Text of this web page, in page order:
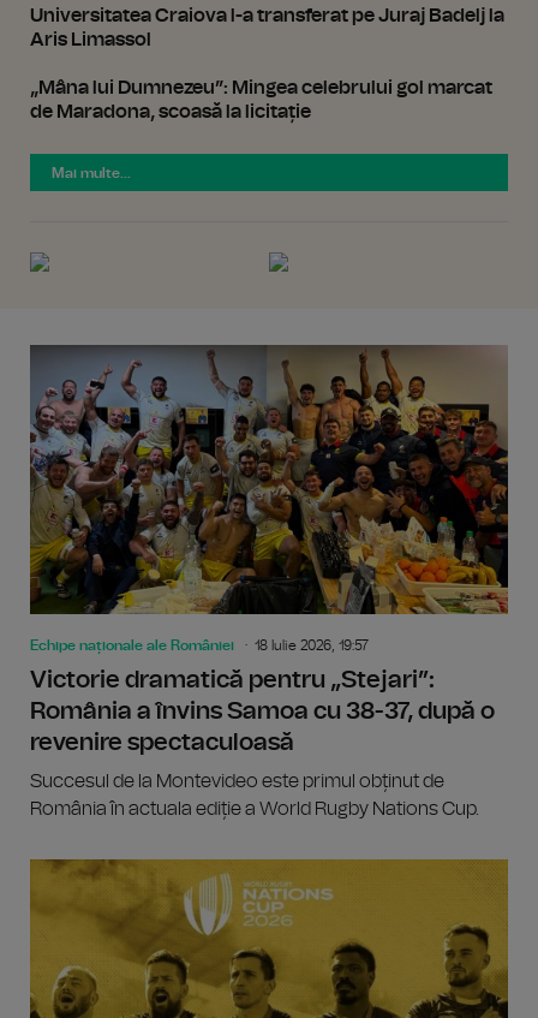
Universitatea Craiova l-a transferat pe Juraj Badelj la
Aris Limassol
„Mâna lui Dumnezeu”: Mingea celebrului gol marcat
de Maradona, scoasă la licitație
Mai multe...
Echipe naționale ale României 18 Iulie 2026, 19:57
Victorie dramatică pentru „Stejari”:
România a învins Samoa cu 38-37, după o
revenire spectaculoasă
Succesul de la Montevideo este primul obținut de
România în actuala ediție a World Rugby Nations Cup.